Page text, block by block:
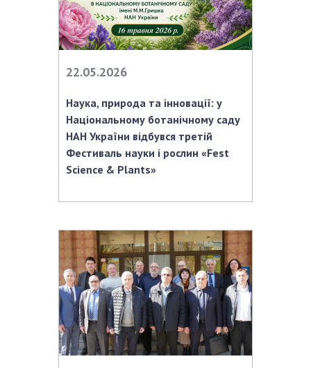
ЗАСІДАННЯ ПРЕЗИДІЇ НАН УКРАЇНИ
АКАДЕМІЯ КОМЕНТУЄ
КОНТАКТИ
ПРОФСПІЛКА НАН УКРАЇНИ
КАБІНЕТ
22.05.2026
Наука, природа та інновації: у
Національному ботанічному саду
НАН України відбувся третій
Фестиваль науки і рослин «Fest
Science & Plants»